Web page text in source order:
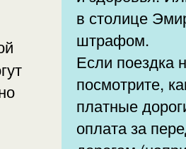
в столице
штрафом.
Если поездка
посмотрите,
платные
оплата за